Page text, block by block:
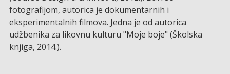
fotografijom, autorica je dokumentarnih i
eksperimentalnih filmova. Jedna je od autorica
udžbenika za likovnu kulturu "Moje boje" (Školska
knjiga, 2014.).